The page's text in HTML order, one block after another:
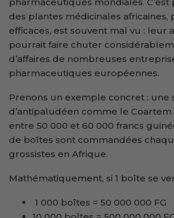
des plantes médicinales africaines,
efficaces, est souvent mal vu : leur
pourrait faire chuter
d’affaires de nombreuses
pharmaceutiques européennes.
Prenons un exemple concret : une
d’antipaludéen comme le
entre 50 000 et 60 000 francs
de boîtes sont commandées
grossistes en Afrique.
Mathématiquement, si 1 boîte se
1 000 boîtes = 50 000 000 FG